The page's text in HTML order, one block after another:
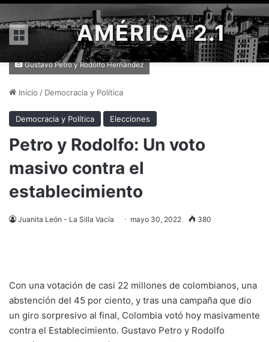
Menú AMÉRICA 2.1
Gustavo Petro y Rodolfo Hernández
Inicio / Democracia y Política
Democracia y Política Elecciones
Petro y Rodolfo: Un voto
masivo contra el
establecimiento
Juanita León - La Silla Vacía mayo 30, 2022 380
Con una votación de casi 22 millones de colombianos, una
abstención del 45 por ciento, y tras una campaña que dio
un giro sorpresivo al final, Colombia votó hoy masivamente
contra el Establecimiento. Gustavo Petro y Rodolfo